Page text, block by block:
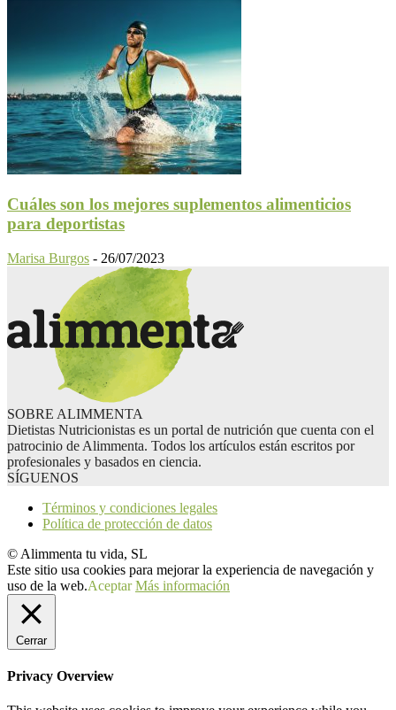
Cuáles son los mejores suplementos alimenticios
para deportistas
Marisa Burgos - 26/07/2023
SOBRE ALIMMENTA
Dietistas Nutricionistas es un portal de nutrición que cuenta con el
patrocinio de Alimmenta. Todos los artículos están escritos por
profesionales y basados en ciencia.
SÍGUENOS
Términos y condiciones legales
Política de protección de datos
© Alimmenta tu vida, SL
Este sitio usa cookies para mejorar la experiencia de navegación y
uso de la web.Aceptar Más información
Cerrar
Privacy Overview